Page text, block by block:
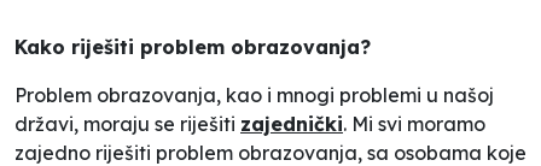
Kako riješiti problem obrazovanja?
Problem obrazovanja, kao i mnogi problemi u našoj
državi, moraju se riješiti zajednički. Mi svi moramo
zajedno riješiti problem obrazovanja, sa osobama koje